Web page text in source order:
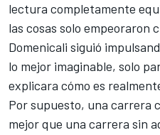
lectura completamente
las cosas solo empeoraron
Domenicali siguió
lo mejor imaginable, solo
explicara cómo es
Por supuesto, una carrera
mejor que una carrera sin